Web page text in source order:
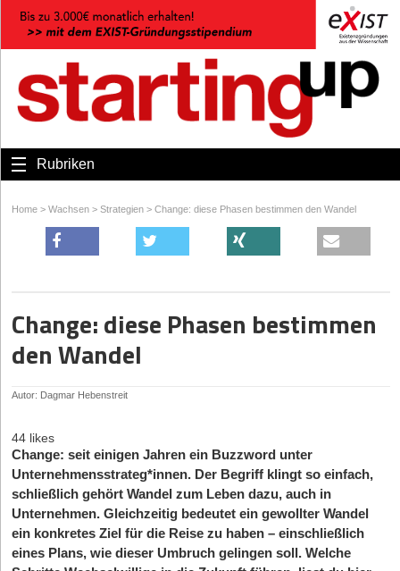
Rubriken
Home > Wachsen > Strategien > Change: diese Phasen bestimmen den Wandel
Change: diese Phasen bestimmen
den Wandel
Autor: Dagmar Hebenstreit
44 likes
Change: seit einigen Jahren ein Buzzword unter
Unternehmensstrateg*innen. Der Begriff klingt so einfach,
schließlich gehört Wandel zum Leben dazu, auch in
Unternehmen. Gleichzeitig bedeutet ein gewollter Wandel
ein konkretes Ziel für die Reise zu haben – einschließlich
eines Plans, wie dieser Umbruch gelingen soll. Welche